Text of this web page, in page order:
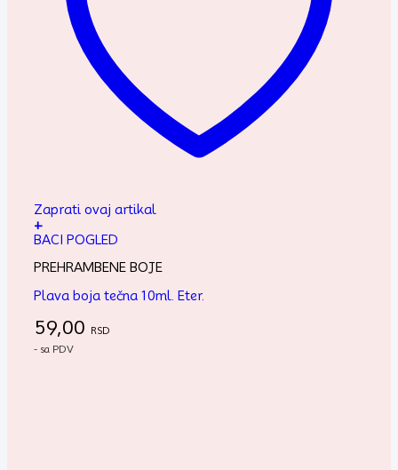
Zaprati ovaj artikal
+
BACI POGLED
PREHRAMBENE BOJE
Plava boja tečna 10ml. Eter.
59,00 RSD
- sa PDV